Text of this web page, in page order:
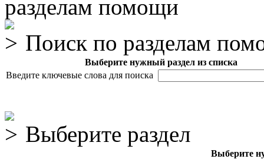
разделам помощи
Поиск по разделам
Выберите нужный раздел из списка
Введите ключевые слова для поиска
Выберите раздел
Выберите